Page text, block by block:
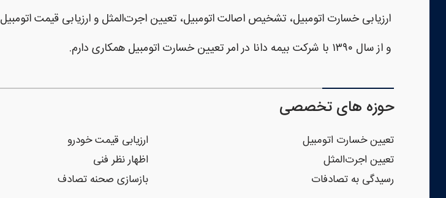
ارزیابی خسارت اتومبیل، تشخیص اصالت اتومبیل، تعیین اجرت‌المثل و ارزیابی قیمت اتومبیل
و از سال ۱۳۹۰ با شرکت بیمه دانا در امر تعیین خسارت اتومبیل همکاری دارم.
حوزه های تخصصی
تعیین خسارت اتومبیل ارزیابی قیمت خودرو
تعیین اجرت‌المثل
اظهار نظر فنی
رسیدگی به تصادفات
بازسازی صحنه تصادف